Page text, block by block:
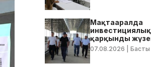
Мақтааралда
қарқынды
асырылуда
07.08.2026 | Басты